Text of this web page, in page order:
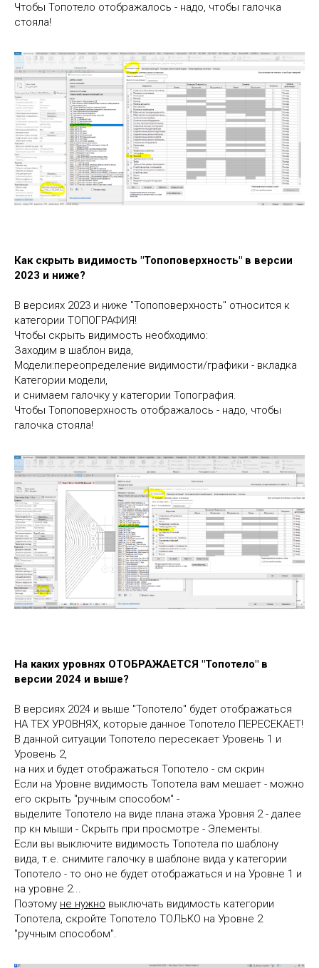
Чтобы Топотело отображалось - надо, чтобы галочка
стояла!
Как скрыть видимость "Топоповерхность" в версии
2023 и ниже?
В версиях 2023 и ниже "Топоповерхность" относится к
категории ТОПОГРАФИЯ!
Чтобы скрыть видимость необходимо:
Заходим в шаблон вида,
Модели:переопределение видимости/графики - вкладка
Категории модели,
и снимаем галочку у категории Топография.
Чтобы Топоповерхность отображалось - надо, чтобы
галочка стояла!
На каких уровнях ОТОБРАЖАЕТСЯ "Топотело" в
версии 2024 и выше?
В версиях 2024 и выше "Топотело" будет отображаться
НА ТЕХ УРОВНЯХ, которые данное Топотело ПЕРЕСЕКАЕТ!
В данной ситуации Топотело пересекает Уровень 1 и
Уровень 2,
на них и будет отображаться Топотело - см скрин
Если на Уровне видимость Топотела вам мешает - можно
его скрыть "ручным способом" -
выделите Топотело на виде плана этажа Уровня 2 - далее
пр кн мыши - Скрыть при просмотре - Элементы.
Если вы выключите видимость Топотела по шаблону
вида, т.е. снимите галочку в шаблоне вида у категории
Топотело - то оно не будет отображаться и на Уровне 1 и
на уровне 2...
Поэтому не нужно выключать видимость категории
Топотела, скройте Топотело ТОЛЬКО на Уровне 2
"ручным способом".